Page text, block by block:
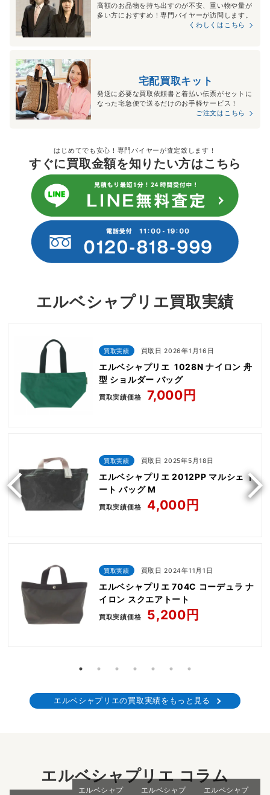
高額のお品物を持ち出すのが不安、重い物や量が
多い方におすすめ！専門バイヤーが訪問します。
くわしくはこちら
宅配買取キット
発送に必要な買取依頼書と着払い伝票がセットに
なった宅急便で送るだけのお手軽サービス！
ご注文はこちら
はじめてでも安心！専門バイヤーが査定致します！
すぐに買取金額を知りたい方はこちら
エルベシャプリエ買取実績
買取実績 買取日 2026年1月16日
エルベシャプリエ 1028N ナイロン 舟
型 ショルダー バッグ
買取実績価格 7,000円
買取実績 買取日 2025年5月18日
エルベシャプリエ 2012PP マルシェ ト
ート バッグ M
買取実績価格 4,000円
買取実績 買取日 2024年11月1日
エルベシャプリエ 704C コーデュラ ナ
イロン スクエアトート
買取実績価格 5,200円
エルベシャプリエの買取実績をもっと見る
エルベシャプリエ コラム
エルベシャプ
エルベシャプ
エルベシャプ